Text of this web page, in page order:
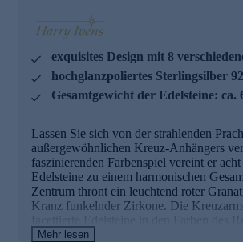
das Herzen höher schlagen lässt.
exquisites Design mit 8
hochglanzpoliertes Sterlingsilber
Gesamtgewicht der Edelsteine: ca.
Lassen Sie sich von der strahlenden
außergewöhnlichen Kreuz-Anhängers
faszinierenden Farbenspiel vereint er
Edelsteine zu einem harmonischen
Zentrum thront ein leuchtend roter
Kranz funkelnder Zirkone. Die
facettierte Edelsteine in den Farben des
Amethyst über Citrin und Peridot bis hin
Mehr lesen